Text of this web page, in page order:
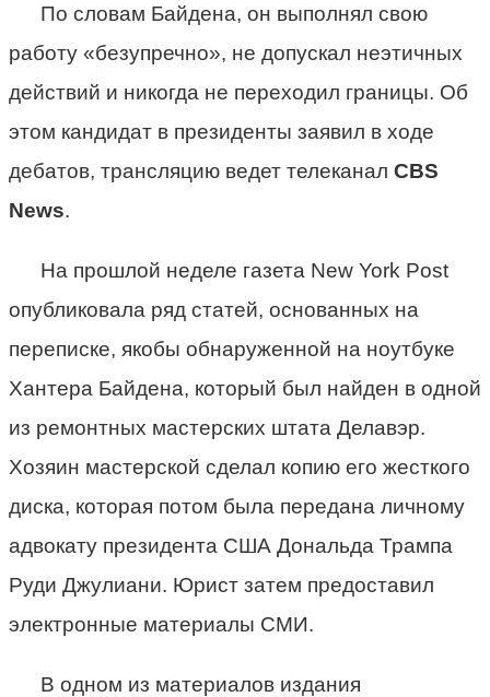
По словам Байдена, он выполнял свою
работу «безупречно», не допускал неэтичных
действий и никогда не переходил границы. Об
этом кандидат в президенты заявил в ходе
дебатов, трансляцию ведет телеканал CBS
News.
На прошлой неделе газета New York Post
опубликовала ряд статей, основанных на
переписке, якобы обнаруженной на ноутбуке
Хантера Байдена, который был найден в одной
из ремонтных мастерских штата Делавэр.
Хозяин мастерской сделал копию его жесткого
диска, которая потом была передана личному
адвокату президента США Дональда Трампа
Руди Джулиани. Юрист затем предоставил
электронные материалы СМИ.
В одном из материалов издания